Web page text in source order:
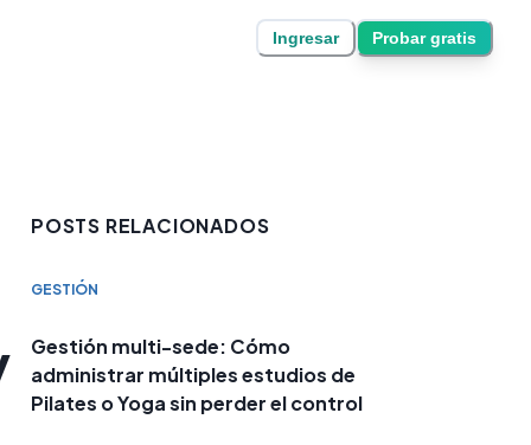
Ingresar Probar gratis
POSTS RELACIONADOS
GESTIÓN
Gestión multi-sede: Cómo
administrar múltiples estudios de
Pilates o Yoga sin perder el control